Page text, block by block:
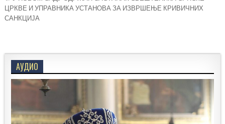
ЦРКВЕ И УПРАВНИКА УСТАНОВА ЗА ИЗВРШЕЊЕ КРИВИЧНИХ
САНКЦИЈА
АУДИО